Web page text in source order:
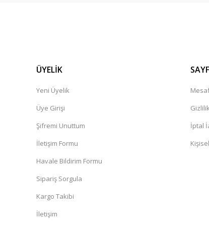
ÜYELİK
Yeni Üyelik
Üye Girişi
Şifremi Unuttum
İletişim Formu
Havale Bildirim Formu
Sipariş Sorgula
Kargo Takibi
İletişim
İptal